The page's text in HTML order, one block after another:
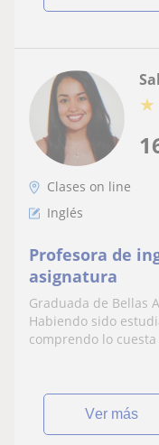
★
Clases on line
Inglés
Profesora de
asignatura
Graduada de Bellas
Habiendo sido
comprendo lo
ver más